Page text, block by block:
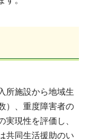
所施設から地域生
）、重度障害者の
現性を評価し、
共同生活援助のい